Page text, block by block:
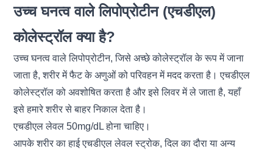
उच्च घनत्व वाले लिपोप्रोटीन (एचडीएल)
कोलेस्ट्रॉल क्या है?
उच्च घनत्व वाले लिपोप्रोटीन, जिसे अच्छे कोलेस्ट्रॉल के रूप में जाना
जाता है, शरीर में फैट के अणुओं को परिवहन में मदद करता है। एचडीएल
कोलेस्ट्रॉल को अवशोषित करता है और इसे लिवर में ले जाता है, यहाँ
इसे हमारे शरीर से बाहर निकाल देता है।
एचडीएल लेवल 50mg/dL होना चाहिए।
आपके शरीर का हाई एचडीएल लेवल स्ट्रोक, दिल का दौरा या अन्य